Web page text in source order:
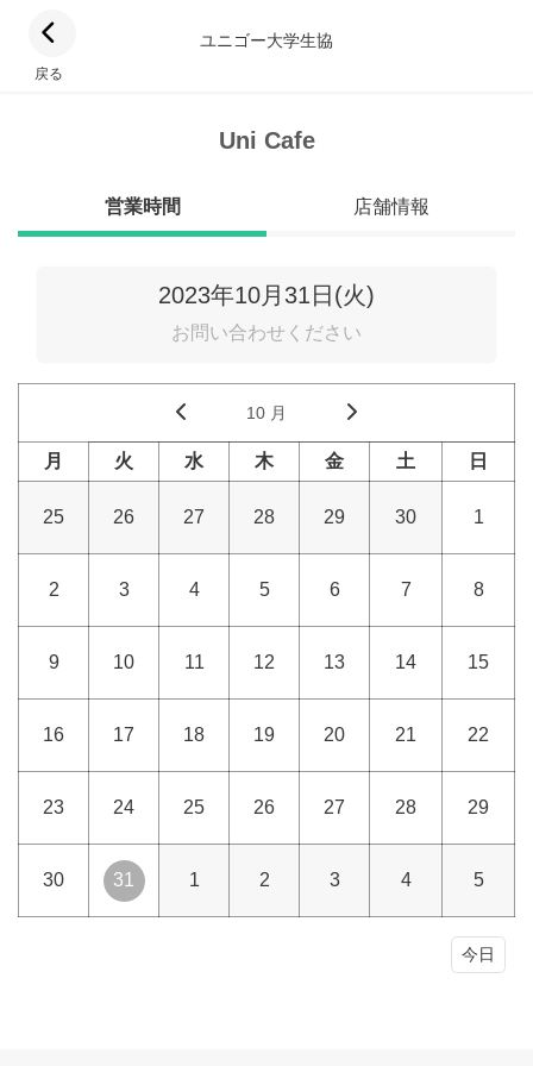
戻る
ユニゴー大学生協
Uni Cafe
営業時間 店舗情報
2023年10月31日(火)
お問い合わせください
10 月
月 火 水 木 金 土 日
25 26 27 28 29 30 1
2 3 4 5 6 7 8
9 10 11 12 13 14 15
16 17 18 19 20 21 22
23 24 25 26 27 28 29
30 31 1 2 3 4 5
今日